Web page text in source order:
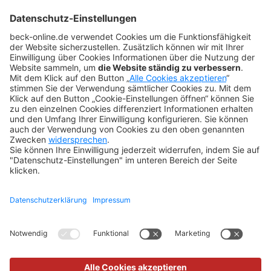
Nachhaltigkeit
NÜTZLICHES
FAQs
Tipps & Tricks
Newsletter
Abo kündigen
Widerruf
SONSTIGES
Impressum
Datenschutz
Rechtliches
Kontakt